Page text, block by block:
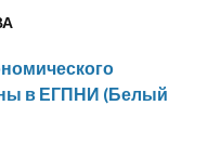
в ЕГПНИ (Белый